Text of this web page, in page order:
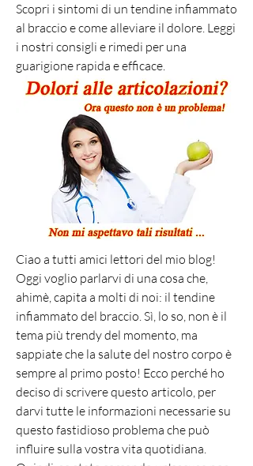
Scopri i sintomi di un tendine infiammato
al braccio e come alleviare il dolore. Leggi
i nostri consigli e rimedi per una
guarigione rapida e efficace.
Ciao a tutti amici lettori del mio blog!
Oggi voglio parlarvi di una cosa che,
ahimè, capita a molti di noi: il tendine
infiammato del braccio. Sì, lo so, non è il
tema più trendy del momento, ma
sappiate che la salute del nostro corpo è
sempre al primo posto! Ecco perché ho
deciso di scrivere questo articolo, per
darvi tutte le informazioni necessarie su
questo fastidioso problema che può
influire sulla vostra vita quotidiana.